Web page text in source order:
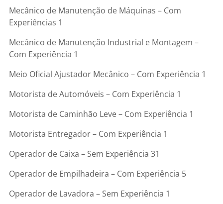
Mecânico de Manutenção de Máquinas – Com
Experiências 1
Mecânico de Manutenção Industrial e Montagem –
Com Experiência 1
Meio Oficial Ajustador Mecânico – Com Experiência 1
Motorista de Automóveis – Com Experiência 1
Motorista de Caminhão Leve – Com Experiência 1
Motorista Entregador – Com Experiência 1
Operador de Caixa – Sem Experiência 31
Operador de Empilhadeira – Com Experiência 5
Operador de Lavadora – Sem Experiência 1